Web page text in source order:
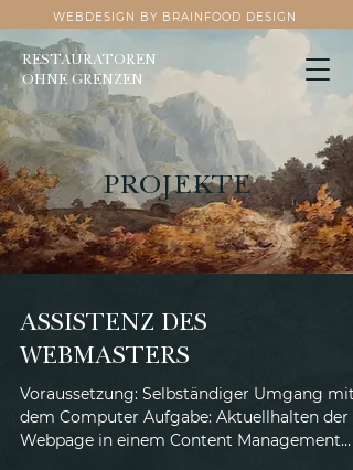
RESTAURATOREN
OHNE GRENZEN
WEBDESIGN BY BRAINFOOD DESIGN
PROJEKTE
ASSISTENZ DES
WEBMASTERS
Voraussetzung: Selbständiger Umgang mit
dem Computer Aufgabe: Aktuellhalten der
Webpage in einem Content Management